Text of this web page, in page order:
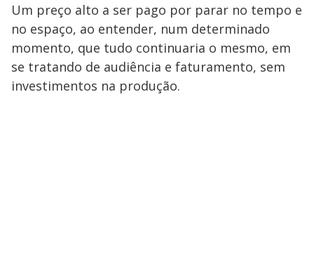
Um preço alto a ser pago por parar no tempo e
no espaço, ao entender, num determinado
momento, que tudo continuaria o mesmo, em
se tratando de audiência e faturamento, sem
investimentos na produção.